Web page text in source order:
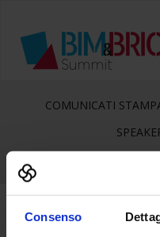
Consenso
COMUNICATI